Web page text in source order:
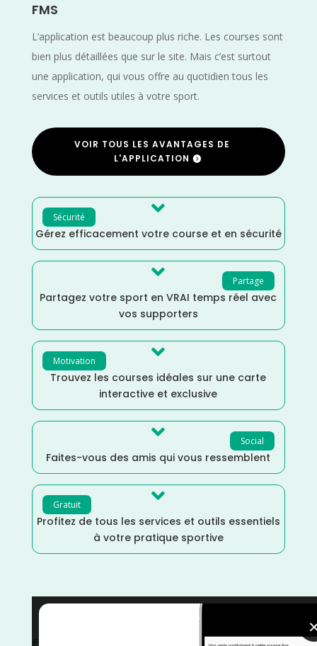
FMS
L’application est beaucoup plus riche. Les courses sont
bien plus détaillées que sur le site. Mais c’est surtout
une application, qui vous offre au quotidien tous les
services et outils utiles à votre sport.
VOIR TOUS LES AVANTAGES DE
L'APPLICATION
Sécurité 
Gérez efficacement votre course et en sécurité
Partage

Partagez votre sport en VRAI temps réel avec
vos supporters
Motivation 
Trouvez les courses idéales sur une carte
interactive et exclusive
Social

Faites-vous des amis qui vous ressemblent
Gratuit 
Profitez de tous les services et outils essentiels
à votre pratique sportive
France
Distance Semi/Distance